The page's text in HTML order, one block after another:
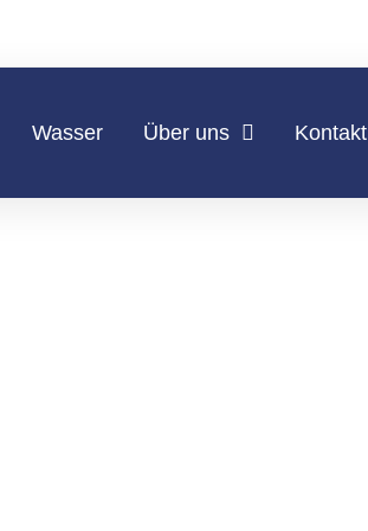
Wasser Über uns Kontakt